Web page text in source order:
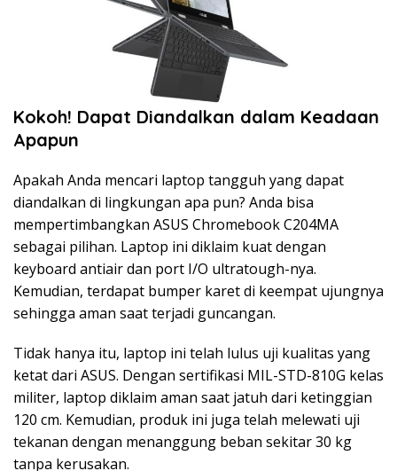
Kokoh! Dapat Diandalkan dalam Keadaan
Apapun
Apakah Anda mencari laptop tangguh yang dapat
diandalkan di lingkungan apa pun? Anda bisa
mempertimbangkan ASUS Chromebook C204MA
sebagai pilihan. Laptop ini diklaim kuat dengan
keyboard antiair dan port I/O ultratough-nya.
Kemudian, terdapat bumper karet di keempat ujungnya
sehingga aman saat terjadi guncangan.
Tidak hanya itu, laptop ini telah lulus uji kualitas yang
ketat dari ASUS. Dengan sertifikasi MIL-STD-810G kelas
militer, laptop diklaim aman saat jatuh dari ketinggian
120 cm. Kemudian, produk ini juga telah melewati uji
tekanan dengan menanggung beban sekitar 30 kg
tanpa kerusakan.